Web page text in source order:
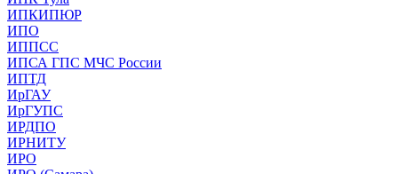
ИПКИПЮР
ИПО
ИППСС
ИПСА ГПС МЧС России
ИПТД
ИрГАУ
ИрГУПС
ИРДПО
ИРНИТУ
ИРО